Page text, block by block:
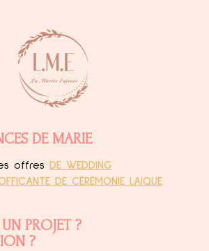
DE MARIE
offres
DE WEDDING
DE CÉRÉMONIE LAIQUE
PROJET ?
?